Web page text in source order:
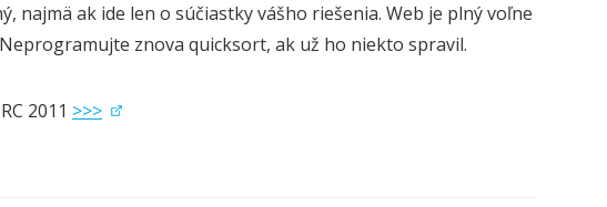
najmä ak ide len o súčiastky vášho riešenia. Web je plný voľne
znova quicksort, ak už ho niekto spravil.
2011 >>>